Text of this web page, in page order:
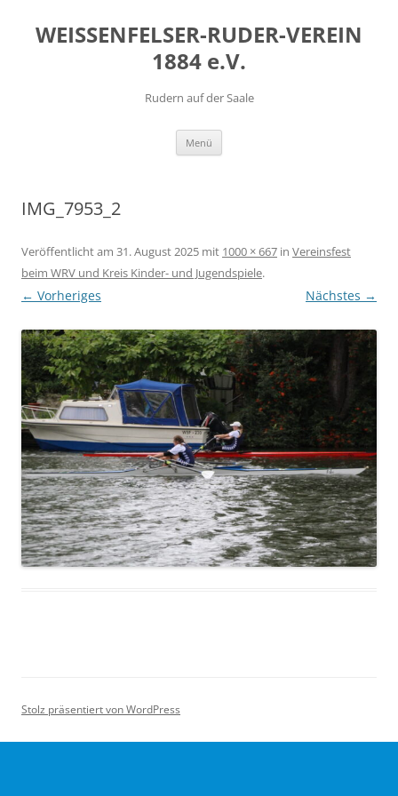
springen
WEISSENFELSER-RUDER-VEREIN
1884 e.V.
Rudern auf der Saale
Menü
IMG_7953_2
Veröffentlicht am 31. August 2025 mit 1000 × 667 in Vereinsfest
beim WRV und Kreis Kinder- und Jugendspiele.
← Vorheriges Nächstes →
Stolz präsentiert von WordPress